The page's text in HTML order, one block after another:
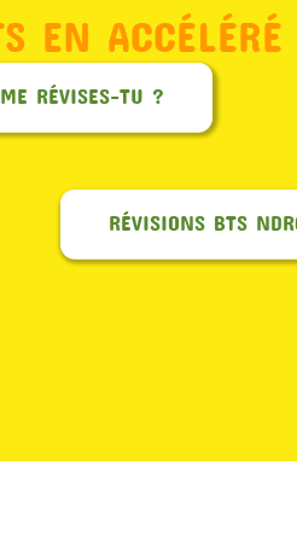
EN
RÉVISES-TU ?
RÉVISIONS BTS